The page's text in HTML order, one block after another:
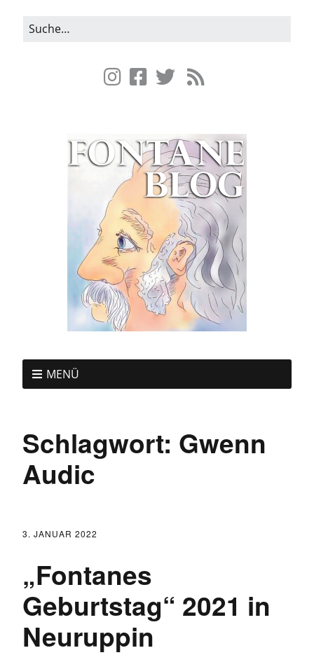
MENÜ
Schlagwort: Gwenn
Audic
3. JANUAR 2022
„Fontanes
Geburtstag“ 2021 in
Neuruppin